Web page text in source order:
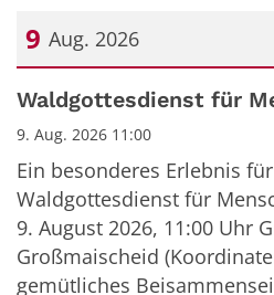
9 Aug. 2026
Datum: 9. August 2026
Waldgottesdienst für
9. Aug. 2026 11:00
Ein besonderes Erlebnis
Waldgottesdienst für
9. August 2026, 11:00 Uhr
Großmaischeid
gemütliches